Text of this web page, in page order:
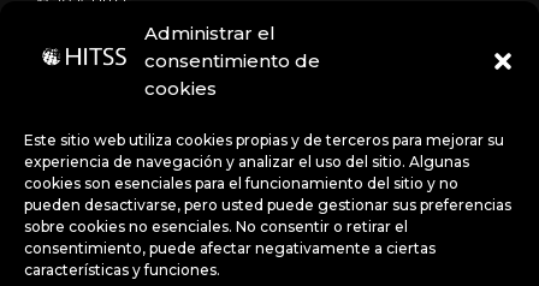
Administrar el
consentimiento de
cookies
Este sitio web utiliza cookies propias y de terceros para mejorar su
experiencia de navegación y analizar el uso del sitio. Algunas
cookies son esenciales para el funcionamiento del sitio y no
pueden desactivarse, pero usted puede gestionar sus preferencias
sobre cookies no esenciales. No consentir o retirar el
consentimiento, puede afectar negativamente a ciertas
características y funciones.
Código de Ética
Políticas